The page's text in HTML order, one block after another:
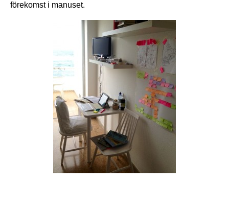
förekomst i manuset.